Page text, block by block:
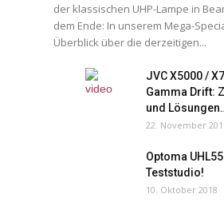
der klassischen UHP-Lampe in
dem Ende: In unserem Mega-
Überblick über die derzeitigen...
JVC X5000 /
Gamma Drift:
und
22. November
Optoma
Teststudio!
10. Oktober 2018